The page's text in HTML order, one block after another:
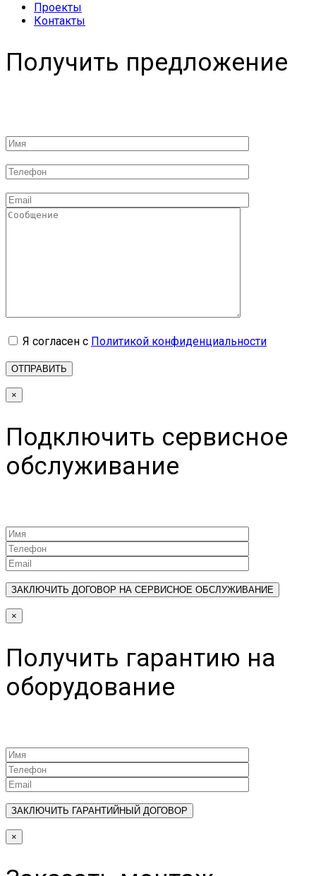
Проекты
Контакты
Получить предложение
Я согласен с Политикой конфиденциальности
×
Подключить сервисное
обслуживание
×
Получить гарантию на
оборудование
×